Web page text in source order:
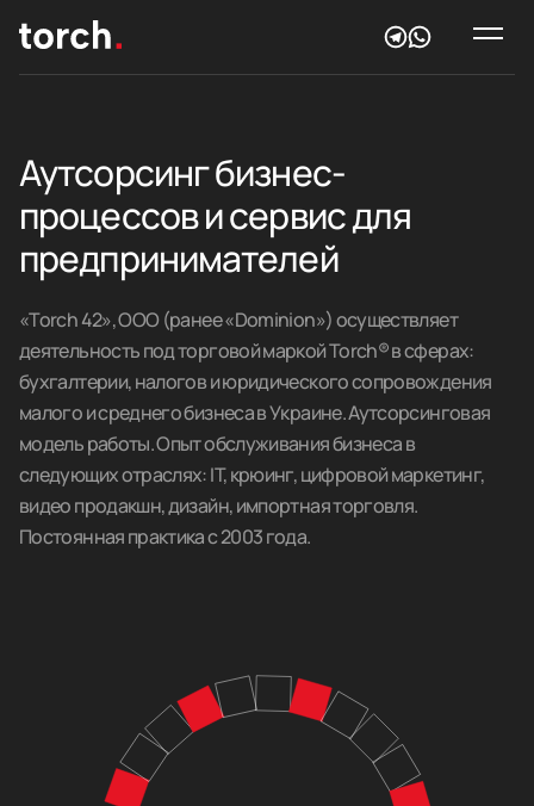
Аутсорсингбизнес-
процессов и сервисдля
предпринимателей
«Torch 42», ООО (ранее «Dominion») осуществляет
деятельность под торговой маркой Torch® в сферах:
бухгалтерии, налогов и юридического сопровождения
малого и среднего бизнеса в Украине. Аутсорсинговая
модель работы. Опыт обслуживания бизнеса в
следующих отраслях: IT, крюинг, цифровой маркетинг,
видео продакшн, дизайн, импортная торговля.
Постоянная практика с 2003 года.